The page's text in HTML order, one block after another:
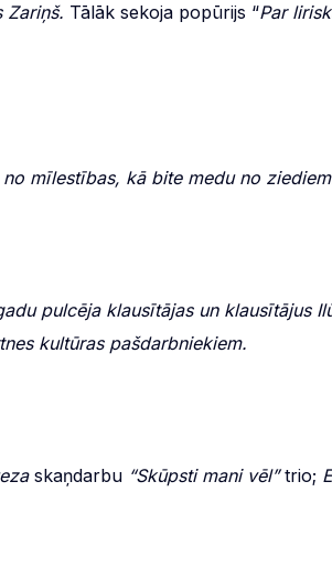
Zariņš. Tālāk sekoja popūrijs “Par
mīlestības, kā bite medu no
pulcēja klausītājas un klausītājus
kultūras pašdarbniekiem.
skaņdarbu “Skūpsti mani vēl”trio;